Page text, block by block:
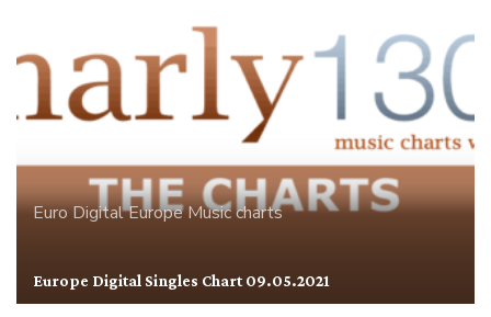
Euro DigitalEuropeMusic charts
Europe Digital Singles Chart 09.05.2021